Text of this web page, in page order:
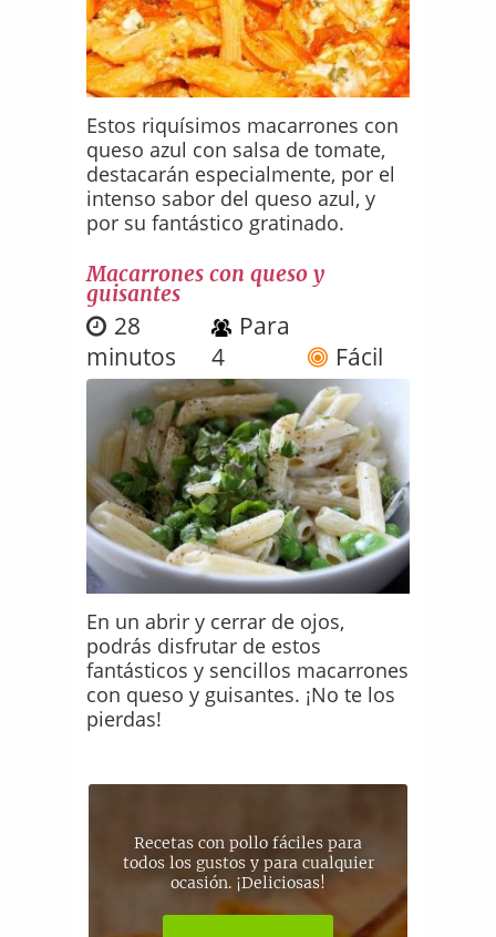
Estos riquísimos macarrones con
queso azul con salsa de tomate,
destacarán especialmente, por el
intenso sabor del queso azul, y
por su fantástico gratinado.
Macarrones con queso y
guisantes
28
minutos
Para
4
Fácil
En un abrir y cerrar de ojos,
podrás disfrutar de estos
fantásticos y sencillos macarrones
con queso y guisantes. ¡No te los
pierdas!
Recetas con pollo fáciles para
todos los gustos y para cualquier
ocasión. ¡Deliciosas!